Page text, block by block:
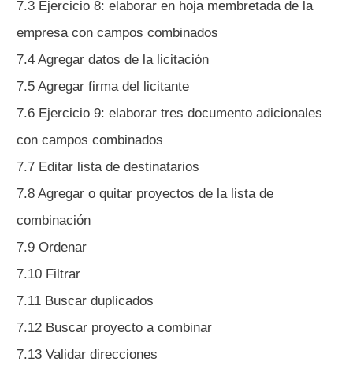
7.3 Ejercicio 8: elaborar en hoja membretada de la
empresa con campos combinados
7.4 Agregar datos de la licitación
7.5 Agregar firma del licitante
7.6 Ejercicio 9: elaborar tres documento adicionales
con campos combinados
7.7 Editar lista de destinatarios
7.8 Agregar o quitar proyectos de la lista de
combinación
7.9 Ordenar
7.10 Filtrar
7.11 Buscar duplicados
7.12 Buscar proyecto a combinar
7.13 Validar direcciones